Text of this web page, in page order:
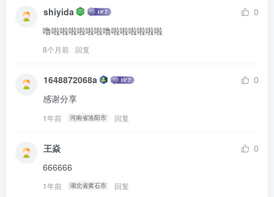
shiyida
0
噜啦啦啦啦啦啦噜啦啦啦啦啦啦
8个月前 回复
1648872068a
0
感谢分享
1年前 河南省洛阳市 回复
王焱
0
666666
1年前 湖北省黄石市 回复